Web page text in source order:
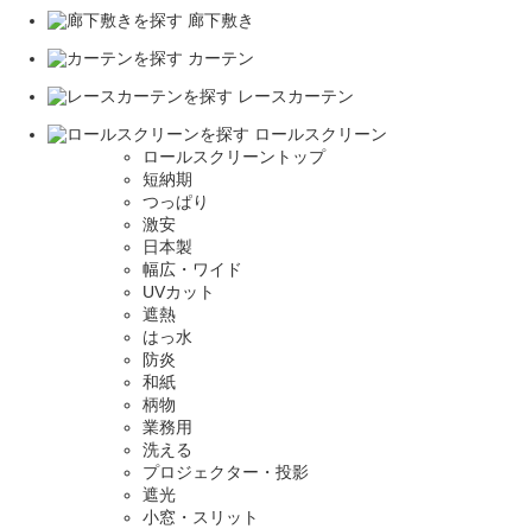
廊下敷き
カーテン
レースカーテン
ロールスクリーン
ロールスクリーントップ
短納期
つっぱり
激安
日本製
幅広・ワイド
UVカット
遮熱
はっ水
防炎
和紙
柄物
業務用
洗える
プロジェクター・投影
遮光
小窓・スリット